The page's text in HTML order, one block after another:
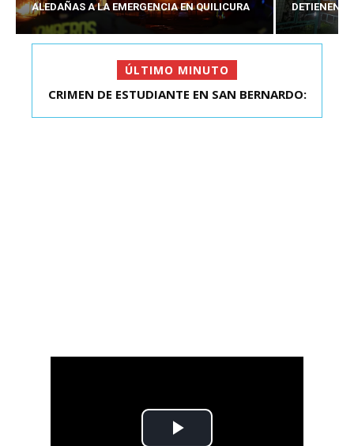
ALEDAÑAS A LA EMERGENCIA EN QUILICURA
DETIENEN
ÚLTIMO MINUTO
FIESTA EN EL MONUMENTAL: LA